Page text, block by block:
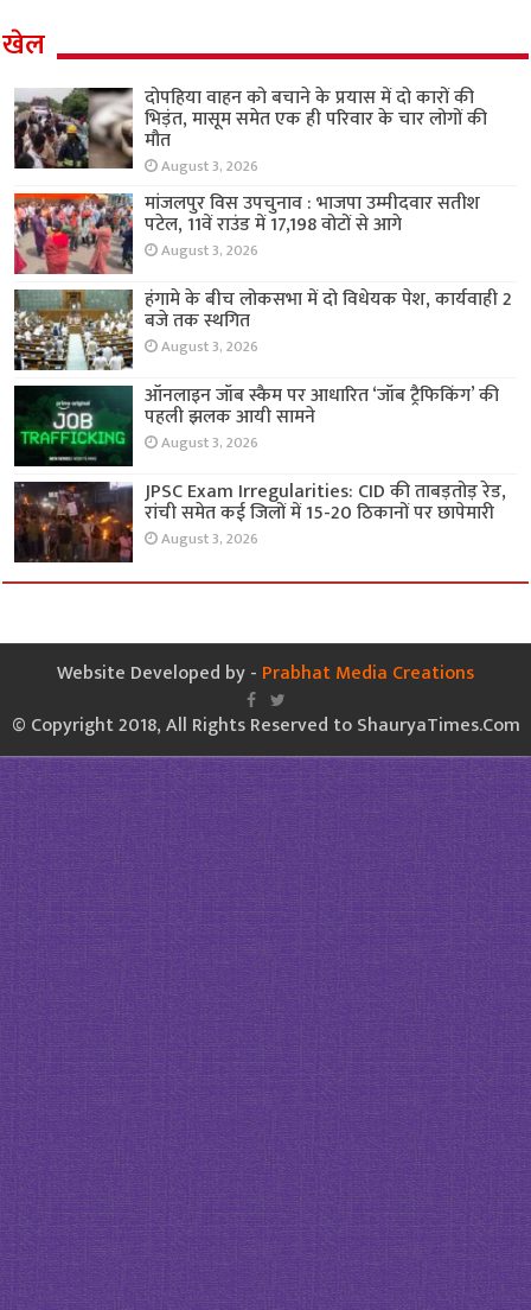
खेल
दोपहिया वाहन को बचाने के प्रयास में दो कारों की
भिड़ंत, मासूम समेत एक ही परिवार के चार लोगों की
मौत
August 3, 2026
मांजलपुर विस उपचुनाव : भाजपा उम्मीदवार सतीश
पटेल, 11वें राउंड में 17,198 वोटों से आगे
August 3, 2026
हंगामे के बीच लोकसभा में दो विधेयक पेश, कार्यवाही 2
बजे तक स्थगित
August 3, 2026
ऑनलाइन जॉब स्कैम पर आधारित ‘जॉब ट्रैफिकिंग’ की
पहली झलक आयी सामने
August 3, 2026
JPSC Exam Irregularities: CID की ताबड़तोड़ रेड,
रांची समेत कई जिलों में 15-20 ठिकानों पर छापेमारी
August 3, 2026
Website Developed by - Prabhat Media Creations
© Copyright 2018, All Rights Reserved to ShauryaTimes.Com